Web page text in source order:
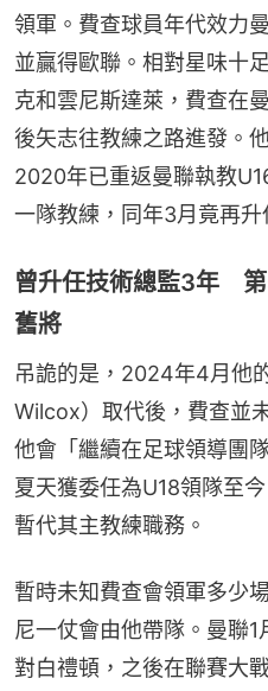
領軍。費查球員年代效力
並贏得歐聯。相對星味十
克和雲尼斯達萊，費查在
後矢志往教練之路進發。
2020年已重返曼聯執教
一隊教練，同年3月竟再升
曾升任技術總監3年
舊將
吊詭的是，2024年4月他
Wilcox）取代後，費查並
他會「繼續在足球領導團
夏天獲委任為U18領隊至
暫代其主教練職務。
暫時未知費查會領軍多少
尼一仗會由他帶隊。曼聯
對白禮頓，之後在聯賽大